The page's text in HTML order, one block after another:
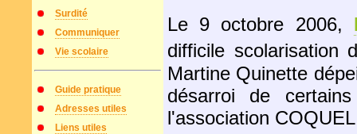
Surdité
Communiquer
Vie scolaire
Guide pratique
Adresses utiles
Liens utiles
Le 9 octobre 2006,
difficile scolarisation
Martine Quinette
désarroi de
l'association